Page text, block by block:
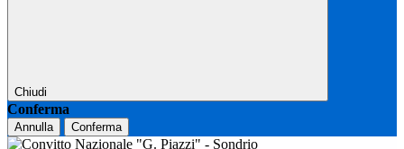
Chiudi
Conferma
Annulla Conferma